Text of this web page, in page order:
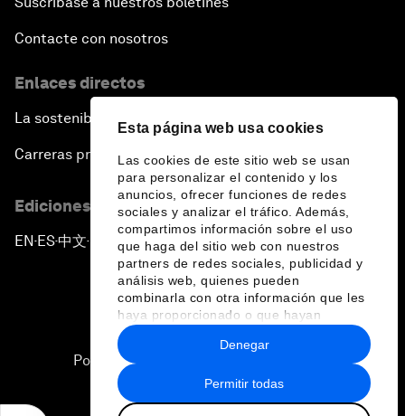
Esta página web usa cookies
Las cookies de este sitio web se usan
para personalizar el contenido y los
anuncios, ofrecer funciones de redes
sociales y analizar el tráfico. Además,
compartimos información sobre el uso
que haga del sitio web con nuestros
partners de redes sociales, publicidad y
análisis web, quienes pueden
combinarla con otra información que les
haya proporcionado o que hayan
recopilado a partir del uso que haya
hecho de sus servicios.
Permitir todas
Denegar
Contacte con nosotros
Enlaces directos
La sostenibilidad en el Foro
Carreras profesionales
Ediciones en otros idiomas
EN ▪ ES▪中文▪ 日本語
Política de privacidad y normas de uso